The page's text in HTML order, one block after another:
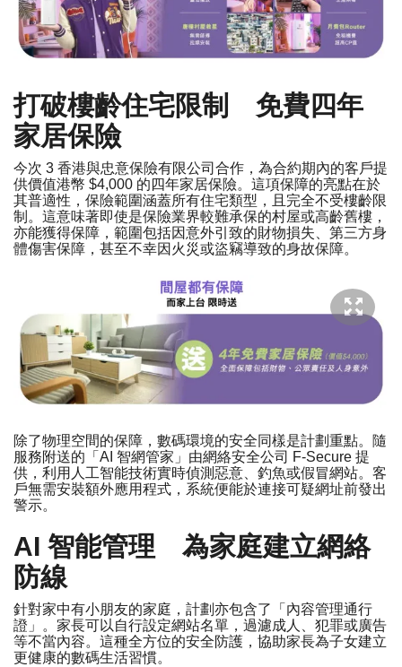
打破樓齡住宅限制 免費四年
家居保險
今次 3 香港與忠意保險有限公司合作，為合約期內的客戶提
供價值港幣 $4,000 的四年家居保險。這項保障的亮點在於
其普適性，保險範圍涵蓋所有住宅類型，且完全不受樓齡限
制。這意味著即使是保險業界較難承保的村屋或高齡舊樓，
亦能獲得保障，範圍包括因意外引致的財物損失、第三方身
體傷害保障，甚至不幸因火災或盜竊導致的身故保障。
除了物理空間的保障，數碼環境的安全同樣是計劃重點。隨
服務附送的「AI 智網管家」由網絡安全公司 F-Secure 提
供，利用人工智能技術實時偵測惡意、釣魚或假冒網站。客
戶無需安裝額外應用程式，系統便能於連接可疑網址前發出
警示。
AI 智能管理 為家庭建立網絡
防線
針對家中有小朋友的家庭，計劃亦包含了「內容管理通行
證」。家長可以自行設定網站名單，過濾成人、犯罪或廣告
等不當內容。這種全方位的安全防護，協助家長為子女建立
更健康的數碼生活習慣。